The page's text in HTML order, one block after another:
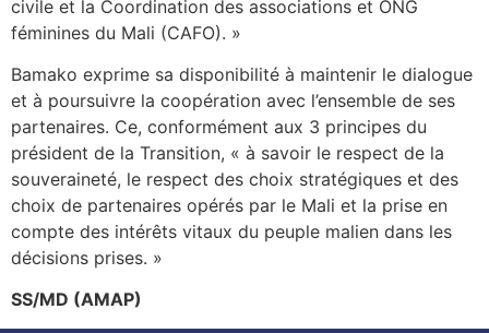
civile et la Coordination des associations et ONG
féminines du Mali (CAFO). »
Bamako exprime sa disponibilité à maintenir le dialogue
et à poursuivre la coopération avec l’ensemble de ses
partenaires. Ce, conformément aux 3 principes du
président de la Transition, « à savoir le respect de la
souveraineté, le respect des choix stratégiques et des
choix de partenaires opérés par le Mali et la prise en
compte des intérêts vitaux du peuple malien dans les
décisions prises. »
SS/MD (AMAP)